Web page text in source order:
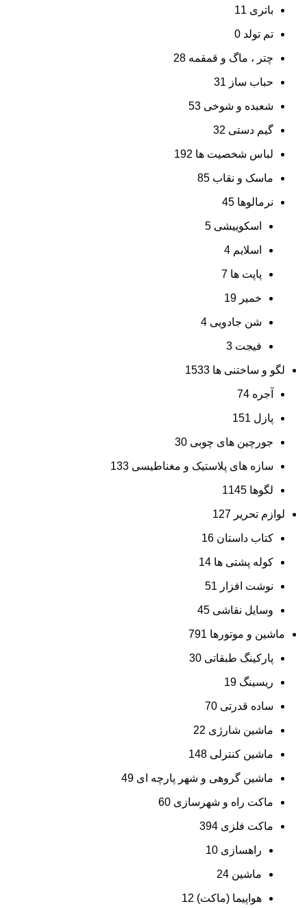
باتری 11
تم تولد 0
چتر ، ماگ و قمقمه 28
حباب ساز 31
شعبده و شوخی 53
گیم دستی 32
لباس شخصیت ها 192
ماسک و نقاب 85
نرمالوها 45
اسکوییشی 5
اسلایم 4
پاپت ها 7
خمیر 19
شن جادویی 4
فیجت 3
لگو و ساختنی ها 1533
آجره 74
پازل 151
جورچین های چوبی 30
سازه های پلاستیک و مغناطیسی 133
لگوها 1145
لوازم تحریر 127
کتاب داستان 16
کوله پشتی ها 14
نوشت افزار 51
وسایل نقاشی 45
ماشین و موتورها 791
پارکینگ طبقاتی 30
ریسینگ 19
ساده قدرتی 70
ماشین شارژی 22
ماشین کنترلی 148
ماشین گروهی و شهر پارچه ای 49
ماکت راه و شهرسازی 60
ماکت فلزی 394
راهسازی 10
ماشین 24
هواپیما (ماکت) 12